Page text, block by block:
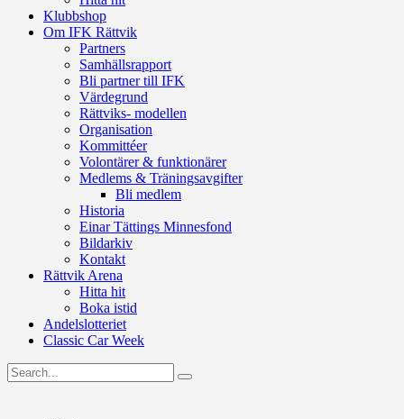
Klubbshop
Om IFK Rättvik
Partners
Samhällsrapport
Bli partner till IFK
Värdegrund
Rättviks- modellen
Organisation
Kommittéer
Volontärer & funktionärer
Medlems & Träningsavgifter
Bli medlem
Historia
Einar Tättings Minnesfond
Bildarkiv
Kontakt
Rättvik Arena
Hitta hit
Boka istid
Andelslotteriet
Classic Car Week